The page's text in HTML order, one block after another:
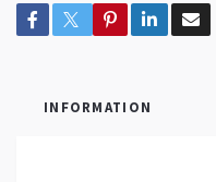
INFORMATION